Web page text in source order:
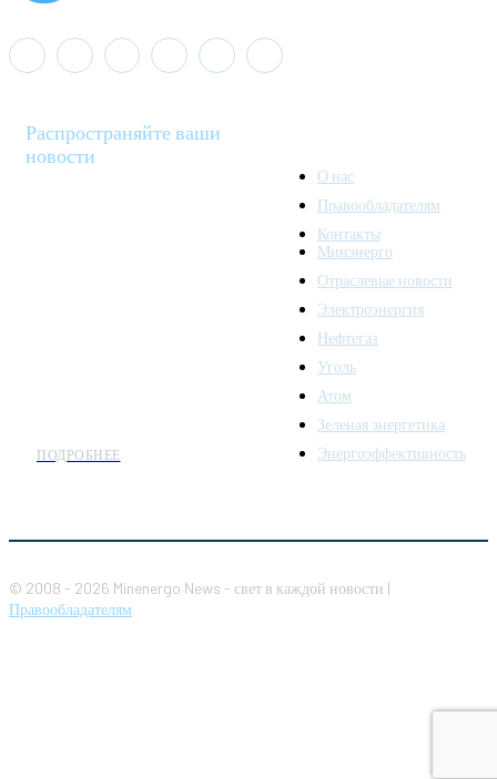
Распространяйте ваши
новости
ПОДРОБНЕЕ
О нас
Правообладателям
Контакты
Минэнерго
Отраслевые новости
Электроэнергия
Нефтегаз
Уголь
Атом
Зеленая энергетика
Энергоэффективность
© 2008 - 2026 Minenergo News - свет в каждой новости |
Правообладателям